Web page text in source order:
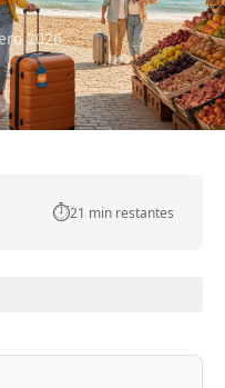
2026
⏱️21 min restantes